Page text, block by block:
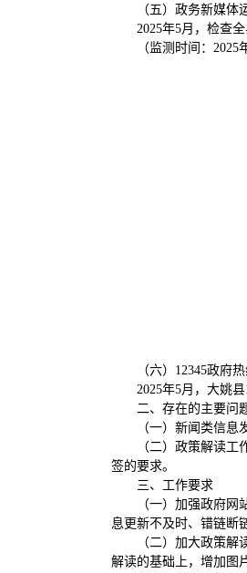
（五）政务新媒体
2025年5月，检查
（监测时间：2025
（六）12345政府
2025年5月，大姚
二、存在的主要问
（一）新闻类信
（二）政策解读
签的要求。
三、工作要求
（一）加强政府
息更新不及时、错链断
（二）加大政策
解读的基础上，增加图